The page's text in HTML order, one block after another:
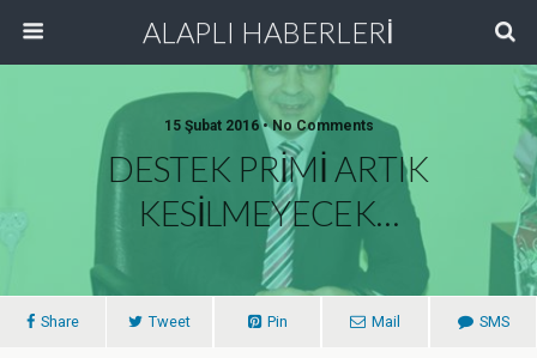
ALAPLI HABERLERİ
15 Şubat 2016 • No Comments
DESTEK PRİMİ ARTIK
KESİLMEYECEK…
Share Tweet Pin Mail SMS